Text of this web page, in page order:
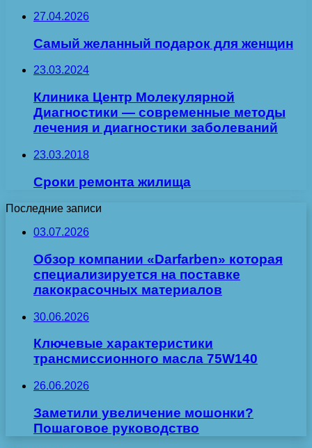
27.04.2026
Самый желанный подарок для женщин
23.03.2024
Клиника Центр Молекулярной
Диагностики — современные методы
лечения и диагностики заболеваний
23.03.2018
Сроки ремонта жилища
Последние записи
03.07.2026
Обзор компании «Darfarben» которая
специализируется на поставке
лакокрасочных материалов
30.06.2026
Ключевые характеристики
трансмиссионного масла 75W140
26.06.2026
Заметили увеличение мошонки?
Пошаговое руководство